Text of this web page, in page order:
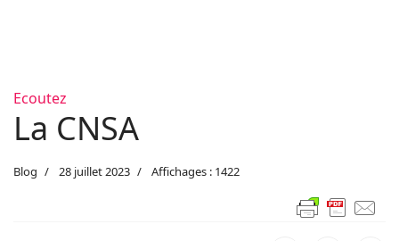
Ecoutez
La CNSA
Blog 28 juillet 2023 Affichages : 1422